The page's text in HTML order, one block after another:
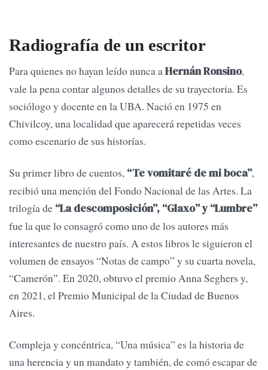
Radiografía de un escritor
Para quienes no hayan leído nunca a Hernán Ronsino,
vale la pena contar algunos detalles de su trayectoria. Es
sociólogo y docente en la UBA. Nació en 1975 en
Chivilcoy, una localidad que aparecerá repetidas veces
como escenario de sus historías.
Su primer libro de cuentos, “Te vomitaré de mi boca”,
recibió una mención del Fondo Nacional de las Artes. La
trilogía de “La descomposición”, “Glaxo” y “Lumbre”
fue la que lo consagró como uno de los autores más
interesantes de nuestro país. A estos libros le siguieron el
volumen de ensayos “Notas de campo” y su cuarta novela,
“Camerón”. En 2020, obtuvo el premio Anna Seghers y,
en 2021, el Premio Municipal de la Ciudad de Buenos
Aires.
Compleja y concéntrica, “Una música” es la historia de
una herencia y un mandato y también, de comó escapar de